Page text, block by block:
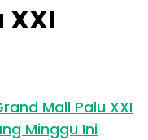
Mall Palu XXI
Minggu Ini